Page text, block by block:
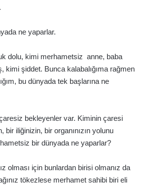
ne yaparlar.
dolu, kimi merhametsiz anne, baba
kimi şiddet. Bunca kalabalığıma rağmen
bu dünyada tek başlarına ne
bekleyenler var. Kiminin çaresi
bir iliğinizin, bir organınızın yolunu
bir dünyada ne yaparlar?
olması için bunlardan birisi olmanız da
tökezlese merhamet sahibi biri eli